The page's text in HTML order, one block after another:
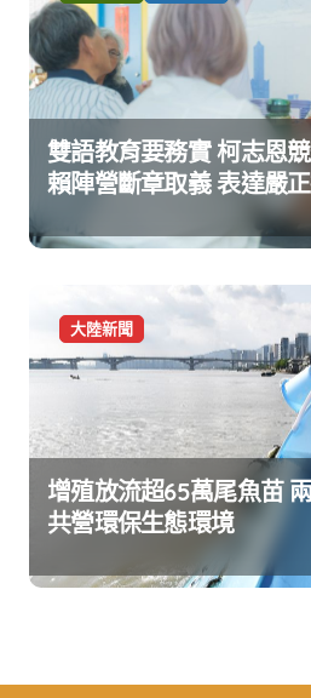
雙語教育要務實 柯志恩
賴陣營斷章取義 表達嚴
大陸新聞
增殖放流超65萬尾魚苗
共營環保生態環境